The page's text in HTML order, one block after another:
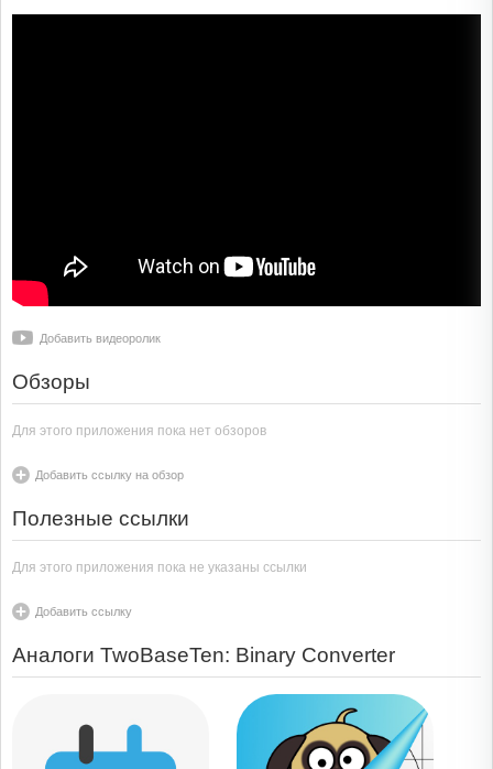
Добавить видеоролик
Обзоры
Для этого приложения пока нет обзоров
Добавить ссылку на обзор
Полезные ссылки
Для этого приложения пока не указаны ссылки
Добавить ссылку
Аналоги TwoBaseTen: Binary Converter